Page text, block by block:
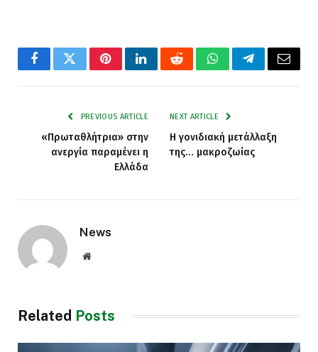
FacebookTwitterPinterestLinkedInRedditWhatsAppTelegramEmail
PREVIOUS ARTICLE
«Πρωταθλήτρια» στην
ανεργία παραμένει η
Ελλάδα
NEXT ARTICLE
Η γονιδιακή μετάλλαξη
της… μακροζωίας
News
Website
Related Posts